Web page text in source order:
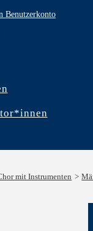
Benutzerkonto
mit Instrumenten